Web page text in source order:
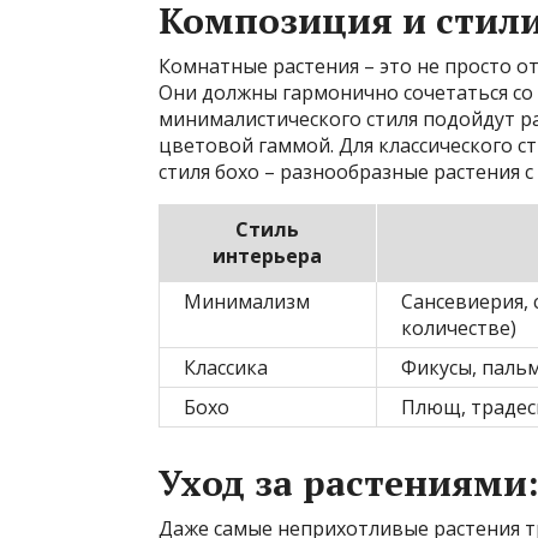
Композиция и
Комнатные растения – это не просто
Они должны гармонично сочетаться
минималистического стиля подойдут
цветовой гаммой. Для классического
стиля бохо – разнообразные
Стиль
интерьера
Минимализм
Сансевиерия,
количестве)
Классика
Фикусы,
Бохо
Плющ,
Уход за
Даже самые неприхотливые растения